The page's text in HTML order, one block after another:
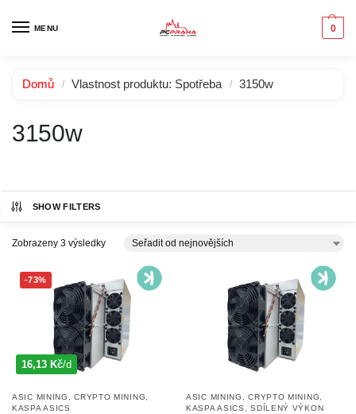
MENU 0
Domů / Vlastnost produktu: Spotřeba / 3150w
3150w
SHOW FILTERS
Zobrazeny 3 výsledky
-73%
16,13 Kč/d
ASIC MINING ,CRYPTO MINING,
KASPA ASICS
ASIC MINING ,CRYPTO MINING,
KASPA ASICS ,SDÍLENÝ VÝKON